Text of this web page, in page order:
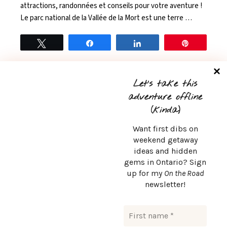
attractions, randonnées et conseils pour votre aventure !
Le parc national de la Vallée de la Mort est une terre …
Let’s take this
adventure offline
(kinda)
Want first dibs on
weekend getaway
ideas and hidden
gems in Ontario? Sign
up for my On the Road
newsletter!